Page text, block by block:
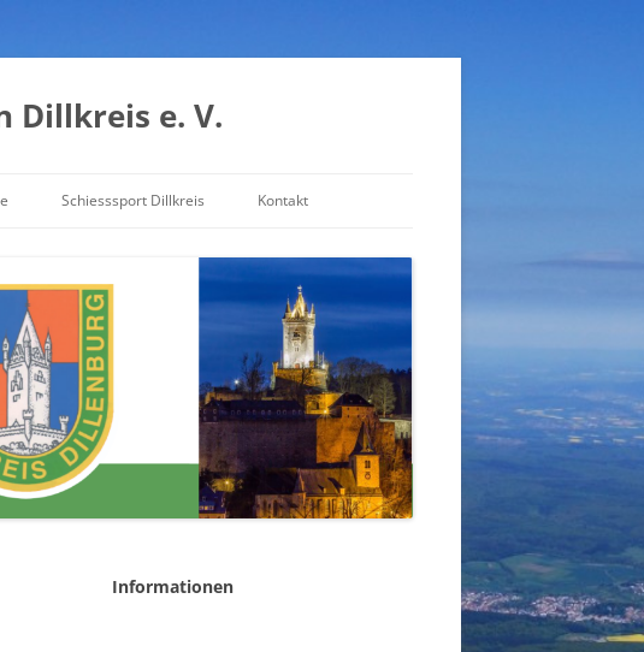
Dillkreis e. V.
Schiesssport Dillkreis Kontakt
Datenschutzerklärung
Haftungsausschluss
Informationen